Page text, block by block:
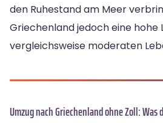
den Ruhestand am Meer
Griechenland jedoch eine hohe
vergleichsweise moderaten
Umzug nach Griechenland ohne Zoll: Was